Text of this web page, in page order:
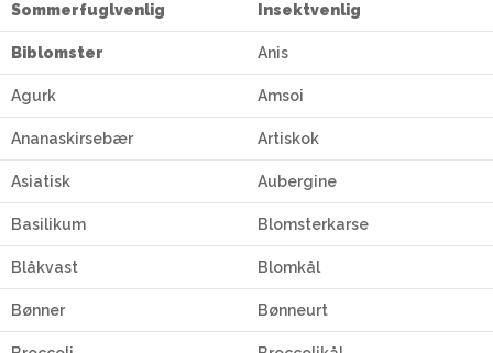
Sommerfuglvenlig Insektvenlig
Biblomster Anis
Agurk Amsoi
Ananaskirsebær Artiskok
Asiatisk Aubergine
Basilikum Blomsterkarse
Blåkvast Blomkål
Bønner Bønneurt